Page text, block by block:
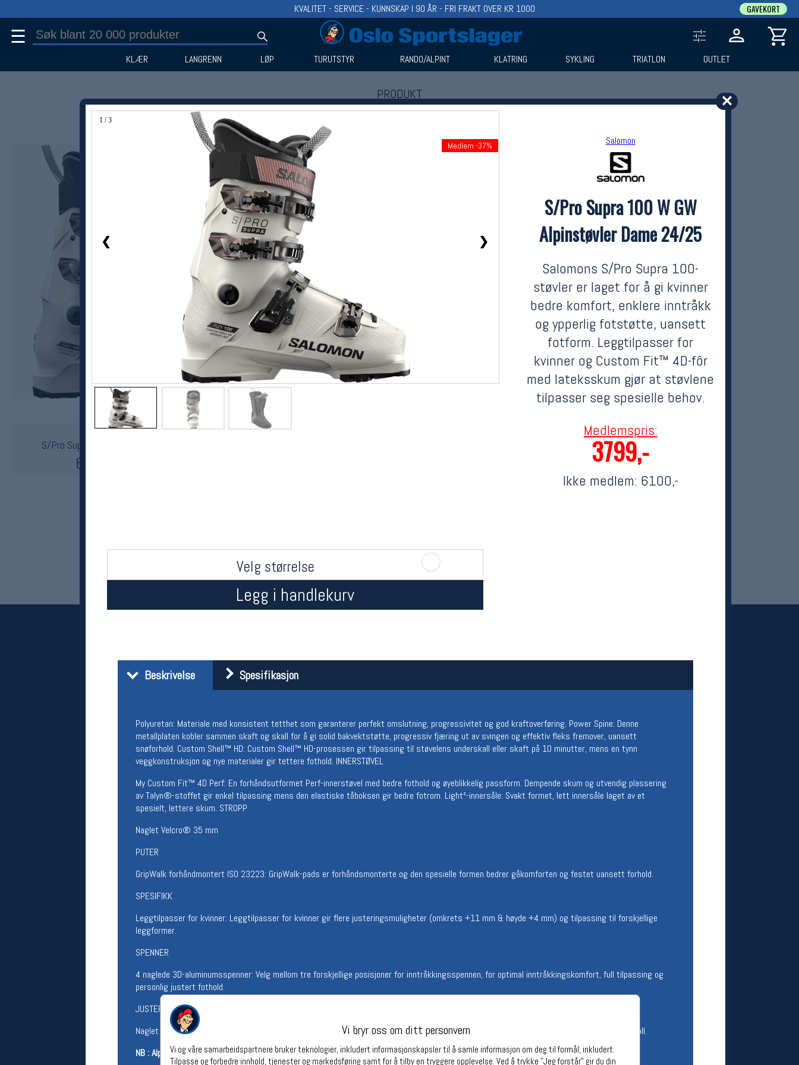
✕
1 / 3
❮ ❯
Medlem -37% Salomon
S/Pro Supra 100 W GW
Alpinstøvler Dame 24/25
Salomons S/Pro Supra 100-
støvler er laget for å gi kvinner
bedre komfort, enklere inntråkk
og ypperlig fotstøtte, uansett
fotform. Leggtilpasser for
kvinner og Custom Fit™ 4D-fôr
med lateksskum gjør at støvlene
tilpasser seg spesielle behov.
Medlemspris:
3799,-
Ikke medlem: 6100,-
Velg størrelse
Legg i handlekurv
Beskrivelse Spesifikasjon
Polyuretan: Materiale med konsistent tetthet som garanterer perfekt omslutning, progressivitet og god kraftoverføring. Power Spine: Denne
metallplaten kobler sammen skaft og skall for å gi solid bakvektstøtte, progressiv fjæring ut av svingen og effektiv fleks fremover, uansett
snøforhold. Custom Shell™ HD: Custom Shell™ HD-prosessen gir tilpassing til støvelens underskall eller skaft på 10 minutter, mens en tynn
veggkonstruksjon og nye materialer gir tettere fothold. INNERSTØVEL
My Custom Fit™ 4D Perf: En forhåndsutformet Perf-innerstøvel med bedre fothold og øyeblikkelig passform. Dempende skum og utvendig plassering
av Talyn®-stoffet gir enkel tilpassing mens den elastiske tåboksen gir bedre fotrom. Light²-innersåle: Svakt formet, lett innersåle laget av et
spesielt, lettere skum. STROPP
Naglet Velcro® 35 mm
PUTER
GripWalk forhåndmontert ISO 23223: GripWalk-pads er forhåndsmonterte og den spesielle formen bedrer gåkomforten og festet uansett forhold.
SPESIFIKK
Leggtilpasser for kvinner: Leggtilpasser for kvinner gir flere justeringsmuligheter (omkrets +11 mm & høyde +4 mm) og tilpassing til forskjellige
leggformer.
SPENNER
4 naglede 3D-aluminumsspenner: Velg mellom tre forskjellige posisjoner for inntråkkingsspennen, for optimal inntråkkingskomfort, full tilpassing og
personlig justert fothold.
JUSTERING
Naglet leddskrue for skaftjustering: Den justerbare skaft-leddskruen gir enkel tilpassing for bein og støvel for maksimal glide- og kantkontroll.
NB : Alpinstøvler fra Salomon kommer samlet i hel og halvstørrelse. En medfølgende innleggssåle endrer størrelse fra fra halvstørrelse til hel.
Vi bryr oss om ditt personvern
Vi og våre samarbeidspartnere bruker teknologier, inkludert informasjonskapsler til å samle informasjon om deg til formål, inkludert:
Tilpasse og forbedre innhold, tjenester og markedsføring samt for å tilby en tryggere opplevelse. Ved å trykke "Jeg forstår" gir du din
KVALITET - SERVICE - KUNNSKAP I 90 ÅR - FRI FRAKT OVER KR 1000 GAVEKORT
☰
KLÆR LANGRENN LØP TURUTSTYR RANDO/ALPINT KLATRING SYKLING TRIATLON OUTLET
PRODUKT
Produkter (1)
Medlem -37%
Salomon
S/Pro Supra 100 W GW Alpinstøvler Dame 24/25
6100,-
Her finner du oss
Telefon: 23 32 62 00
(telefontid man-fredag klokken 10-13)
Vis i kart
Om oss
Man-Fredag:
11-18
Magasinet
Åpningstider verkstedet
Man-Fredag:
Om verkstedet
nettbutikken og trykke på den
Org. nr: 976754360
Følg oss på